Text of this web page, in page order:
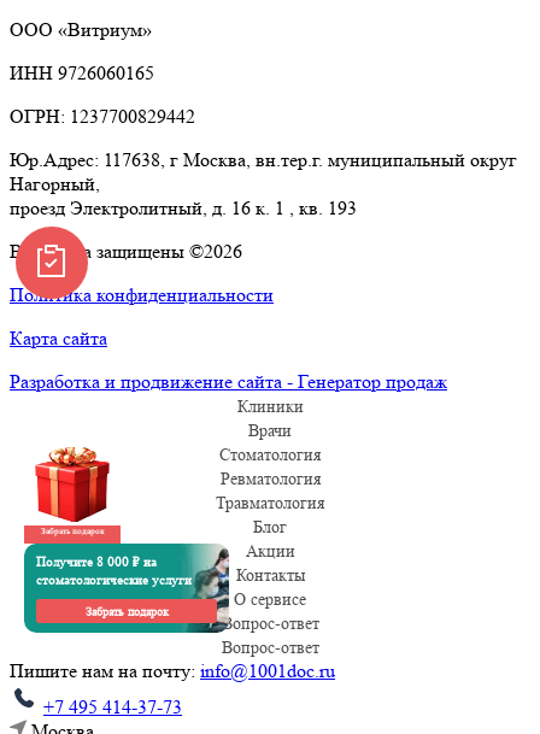
ООО «Витриум»
ИНН 9726060165
ОГРН: 1237700829442
Юр.Адрес: 117638, г Москва, вн.тер.г. муниципальный округ
Нагорный,
проезд Электролитный, д. 16 к. 1 , кв. 193
Все права защищены ©2026
Политика конфиденциальности
Карта сайта
Разработка и продвижение сайта - Генератор продаж
Клиники
Врачи
Стоматология
Ревматология
Травматология
Блог
Акции
Контакты
О сервисе
Вопрос-ответ
Вопрос-ответ
Пишите нам на почту: info@1001doc.ru
+7 495 414-37-73
Забрать подарок
Получите 8 000 ₽ на
стоматологические услуги
Забрать подарок